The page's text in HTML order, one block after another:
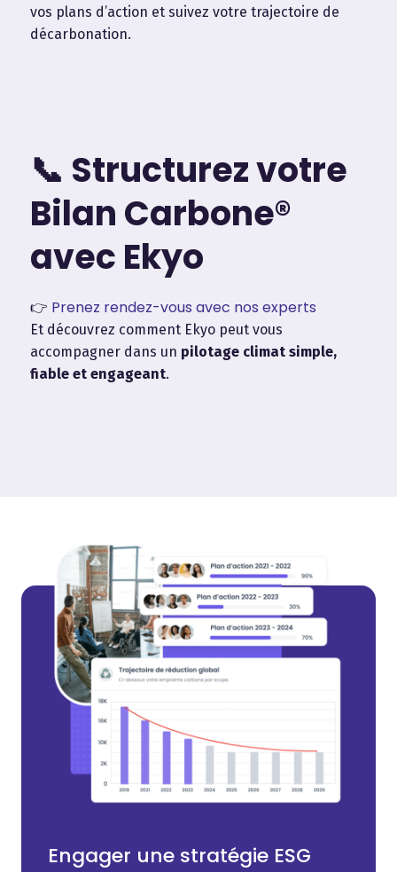
vos plans d’action et suivez votre trajectoire de
décarbonation.
📞 Structurez votre
Bilan Carbone®
avec Ekyo
👉 Prenez rendez-vous avec nos experts
Et découvrez comment Ekyo peut vous
accompagner dans un pilotage climat simple,
fiable et engageant.
Engager une stratégie ESG